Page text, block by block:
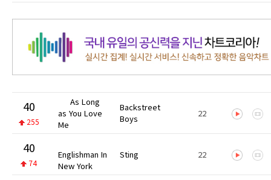
40
255
As Long
as You Love
Me
Backstreet
Boys
22
40
74
Englishman In
New York
Sting 22